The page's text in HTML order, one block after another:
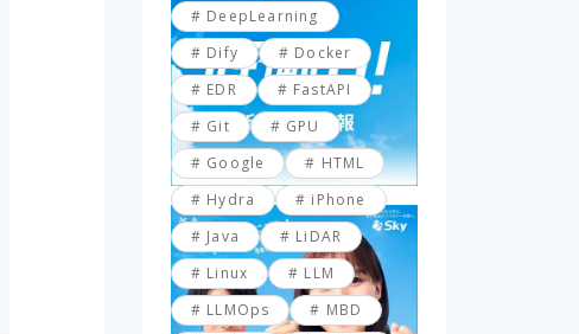
DeepLearning
Dify
Docker
EDR
FastAPI
Git
GPU
Google
HTML
Hydra
iPhone
Java
LiDAR
Linux
LLM
LLMOps
MBD